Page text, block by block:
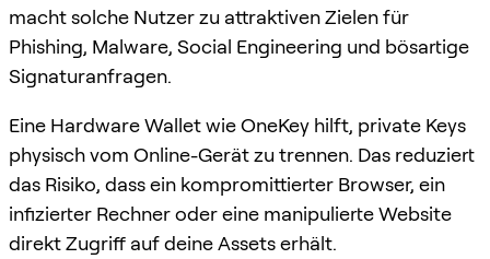
macht solche Nutzer zu attraktiven Zielen für
Phishing, Malware, Social Engineering und bösartige
Signaturanfragen.
Eine Hardware Wallet wie OneKey hilft, private Keys
physisch vom Online-Gerät zu trennen. Das reduziert
das Risiko, dass ein kompromittierter Browser, ein
infizierter Rechner oder eine manipulierte Website
direkt Zugriff auf deine Assets erhält.